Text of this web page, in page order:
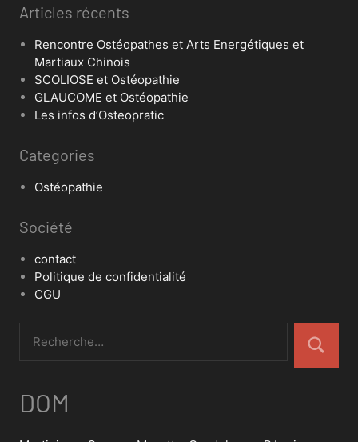
Articles récents
Rencontre Ostéopathes et Arts Energétiques et
Martiaux Chinois
SCOLIOSE et Ostéopathie
GLAUCOME et Ostéopathie
Les infos d’Osteopratic
Categories
Ostéopathie
Société
contact
Politique de confidentialité
CGU
DOM